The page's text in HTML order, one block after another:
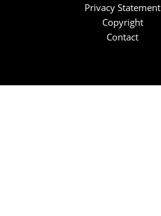
Privacy Statement
Copyright
Contact